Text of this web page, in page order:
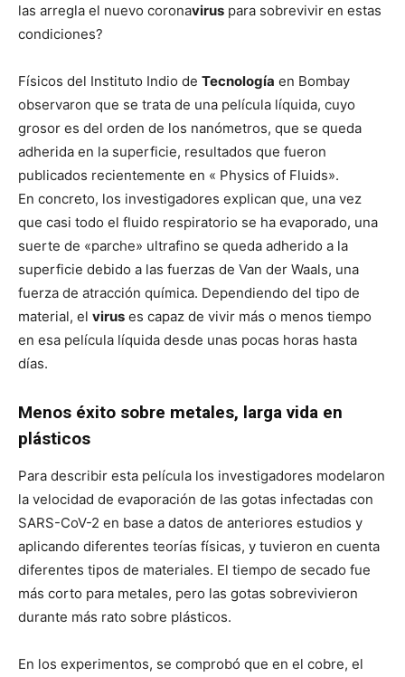
las arregla el nuevo coronavirus para sobrevivir en estas
condiciones?
Físicos del Instituto Indio de Tecnología en Bombay
observaron que se trata de una película líquida, cuyo
grosor es del orden de los nanómetros, que se queda
adherida en la superficie, resultados que fueron
publicados recientemente en « Physics of Fluids».
En concreto, los investigadores explican que, una vez
que casi todo el fluido respiratorio se ha evaporado, una
suerte de «parche» ultrafino se queda adherido a la
superficie debido a las fuerzas de Van der Waals, una
fuerza de atracción química. Dependiendo del tipo de
material, el virus es capaz de vivir más o menos tiempo
en esa película líquida desde unas pocas horas hasta
días.
Menos éxito sobre metales, larga vida en
plásticos
Para describir esta película los investigadores modelaron
la velocidad de evaporación de las gotas infectadas con
SARS-CoV-2 en base a datos de anteriores estudios y
aplicando diferentes teorías físicas, y tuvieron en cuenta
diferentes tipos de materiales. El tiempo de secado fue
más corto para metales, pero las gotas sobrevivieron
durante más rato sobre plásticos.
En los experimentos, se comprobó que en el cobre, el